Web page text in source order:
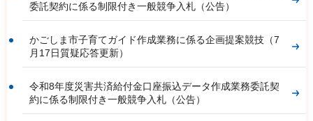
委託契約に係る制限付き一般競争入札（公告）
かごしま市子育てガイド作成業務に係る企画提案競技（7
月17日質疑応答更新）
令和8年度災害共済給付金口座振込データ作成業務委託契
約に係る制限付き一般競争入札（公告）